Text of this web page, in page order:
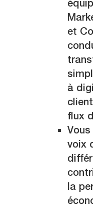
et
à
flux
voix
la